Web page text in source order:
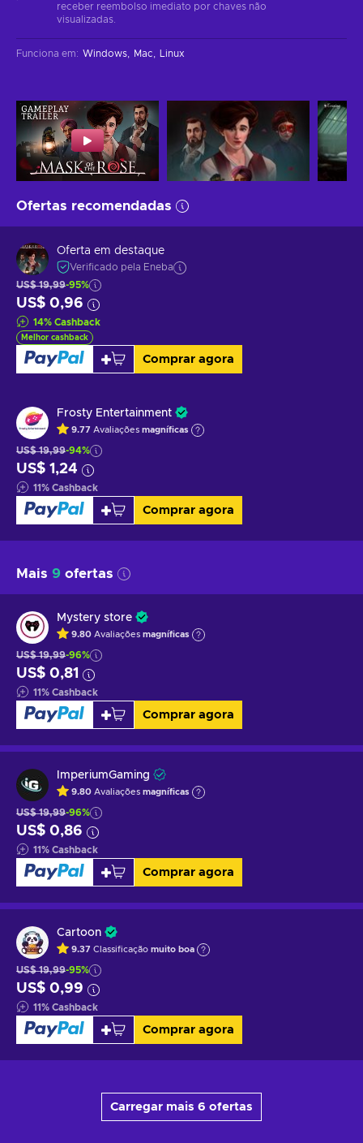
receber reembolso imediato por chaves não
visualizadas.
Funciona em: Windows Mac Linux
Ofertas recomendadas
Oferta em destaque
Verificado pela Eneba
US$ 19,99-95%
US$ 0,96
14% Cashback
Melhor cashback
Comprar agora
Frosty Entertainment
9.77 Avaliações magníficas
US$ 19,99-94%
US$ 1,24
11% Cashback
Comprar agora
Mais 9 ofertas
Mystery store
9.80 Avaliações magníficas
US$ 19,99-96%
US$ 0,81
11% Cashback
Comprar agora
ImperiumGaming
9.80 Avaliações magníficas
US$ 19,99-96%
US$ 0,86
11% Cashback
Comprar agora
Cartoon
9.37 Classificação muito boa
US$ 19,99-95%
US$ 0,99
11% Cashback
Comprar agora
Carregar mais 6 ofertas